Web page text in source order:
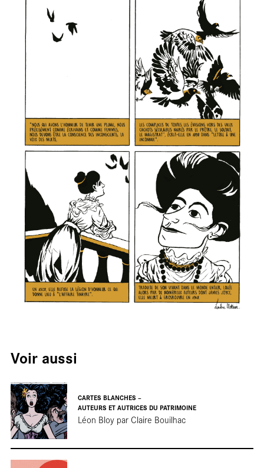
Voir aussi
CARTES BLANCHES
AUTEURS ET AUTRICES DU PATRIMOINE
Léon Bloy par Claire Bouilhac